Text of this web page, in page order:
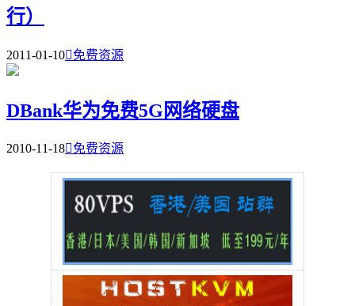
行）
2011-01-10免费资源
DBank华为免费5G网络硬盘
2010-11-18免费资源